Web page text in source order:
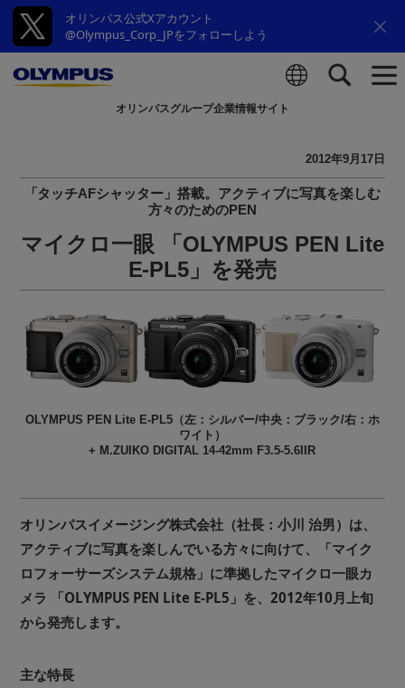
オリンパス公式Xアカウント
@Olympus_Corp_JPをフォローしよう
オリンパスグループ企業情報サイト
2012年9月17日
「タッチAFシャッター」搭載。アクティブに写真を楽しむ
方々のためのPEN
マイクロ一眼 「OLYMPUS PEN Lite
E-PL5」を発売
OLYMPUS PEN Lite E-PL5（左：シルバー/中央：ブラック/右：ホ
ワイト）
+ M.ZUIKO DIGITAL 14-42mm F3.5-5.6IIR
オリンパスイメージング株式会社（社長：小川 治男）は、
アクティブに写真を楽しんでいる方々に向けて、「マイク
ロフォーサーズシステム規格」に準拠したマイクロ一眼カ
メラ 「OLYMPUS PEN Lite E-PL5」を、2012年10月上旬
から発売します。
主な特長